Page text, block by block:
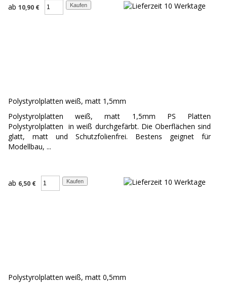
ab 10,90 €
Polystyrolplatten weiß, matt 1,5mm
Polystyrolplatten weiß, matt 1,5mm PS Platten
Polystyrolplatten in weiß durchgefärbt. Die Oberflächen sind
glatt, matt und Schutzfolienfrei. Bestens geignet für
Modellbau, ...
ab 6,50 €
Polystyrolplatten weiß, matt 0,5mm